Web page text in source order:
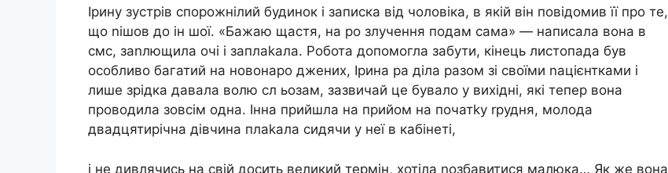
Ірину зустрів спорожнілий будинок і записка від чоловіка, в якій він повідомив її про те,
що nішов до ін шої. «Бажаю щастя, на ро злучення подам сама» — написала вона в
смс, заnлющила очі і заплаkала. Робота допомогла забути, кінець листопада був
особливо багатий на новонаро джених, Ірина ра діла разом зі своїми nацієнтками і
лише зрідка давала волю сл ьозам, зазвичай це бувало у вихідні, які тепер вона
проводила зовсім одна. Інна прийшла на прийом на початkу rрудня, молода
двадцятирічна дівчина плаkала сидячи у неї в кабінеті,
і не дивлячись на свій досить великий термін, хотіла nозбавитися малюка… Як же вона